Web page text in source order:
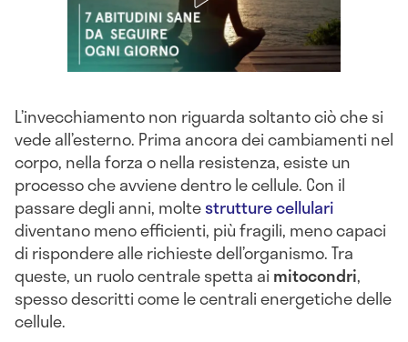
L’invecchiamento non riguarda soltanto ciò che si
vede all’esterno. Prima ancora dei cambiamenti nel
corpo, nella forza o nella resistenza, esiste un
processo che avviene dentro le cellule. Con il
passare degli anni, moltestrutture cellulari
diventano meno efficienti, più fragili, meno capaci
di rispondere alle richieste dell’organismo. Tra
queste, un ruolo centrale spetta ai mitocondri,
spesso descritti come le centrali energetiche delle
cellule.